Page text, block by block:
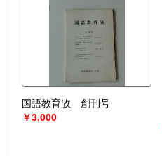
国語教育攷 創刊号
￥3,000